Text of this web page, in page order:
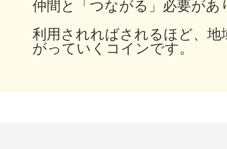
仲間と「つながる」必要があ
利用されればされるほど、地
がっていくコインです。
多度津